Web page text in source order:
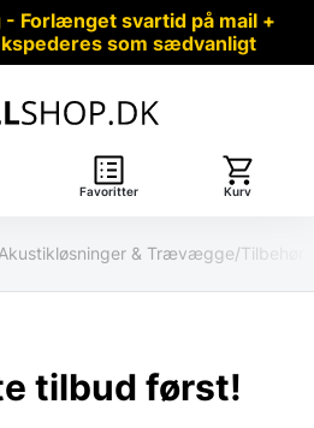
Forlænget svartid på mail +
som sædvanligt
Favoritter Kurv
Akustikløsninger & Trævægge/Tilbehør
tilbud først!